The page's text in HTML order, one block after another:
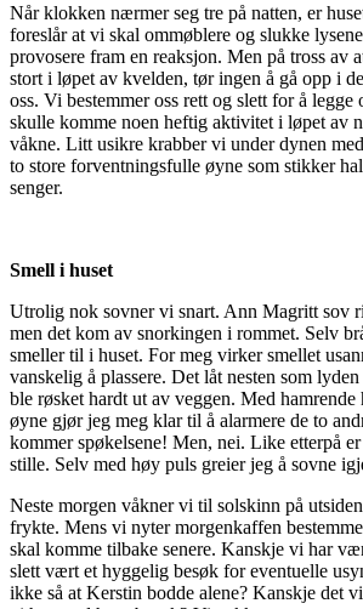
Når klokken nærmer seg tre på natten, er
foreslår at vi skal ommøblere og slukke
provosere fram en reaksjon. Men på tross av
stort i løpet av kvelden, tør ingen å gå opp i
oss. Vi bestemmer oss rett og slett for å legge
skulle komme noen heftig aktivitet i løpet av
våkne. Litt usikre krabber vi under dynen
to store forventningsfulle øyne som stikker
senger.
Smell i huset
Utrolig nok sovner vi snart. Ann Magritt sov
men det kom av snorkingen i rommet. Selv
smeller til i huset. For meg virker smellet
vanskelig å plassere. Det låt nesten som
ble røsket hardt ut av veggen. Med hamrende
øyne gjør jeg meg klar til å alarmere de to
kommer spøkelsene! Men, nei. Like etterpå
stille. Selv med høy puls greier jeg å sovne
Neste morgen våkner vi til solskinn på
frykte. Mens vi nyter morgenkaffen
skal komme tilbake senere. Kanskje vi har
slett vært et hyggelig besøk for eventuelle
ikke så at Kerstin bodde alene? Kanskje det